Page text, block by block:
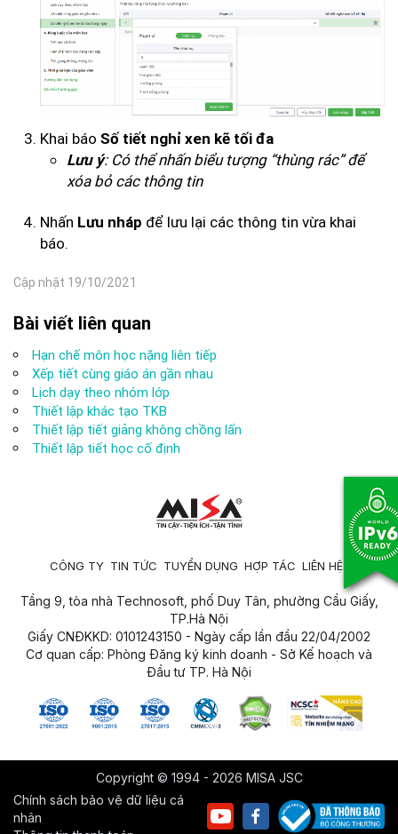
Khai báo Số tiết nghỉ xen kẽ tối đa
Lưu ý: Có thể nhấn biểu tượng “thùng rác” để
xóa bỏ các thông tin
Nhấn Lưu nháp để lưu lại các thông tin vừa khai
báo.
Cập nhật 19/10/2021
Bài viết liên quan
Hạn chế môn học nặng liên tiếp
Xếp tiết cùng giáo án gần nhau
Lịch dạy theo nhóm lớp
Thiết lập khác tạo TKB
Thiết lập tiết giảng không chồng lấn
Thiết lập tiết học cố định
CÔNG TY TIN TỨC TUYỂN DỤNG HỢP TÁC LIÊN HỆ
Tầng 9, tòa nhà Technosoft, phố Duy Tân, phường Cầu Giấy,
TP.Hà Nội
Giấy CNĐKKD: 0101243150 - Ngày cấp lần đầu 22/04/2002
Cơ quan cấp: Phòng Đăng ký kinh doanh - Sở Kế hoạch và
Đầu tư TP. Hà Nội
Copyright © 1994 - 2026 MISA JSC
Chính sách bảo vệ dữ liệu cá
nhân